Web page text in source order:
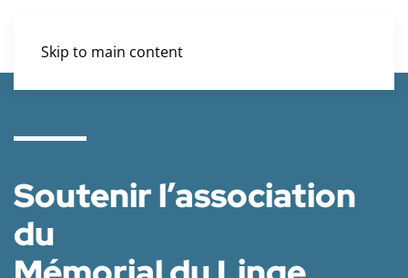
Skip to main content
Soutenir l’association
du